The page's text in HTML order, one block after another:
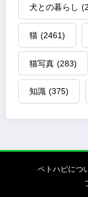
犬との暮らし
猫 (2461)
猫写真 (283)
知識 (375)
ペトハピにつ